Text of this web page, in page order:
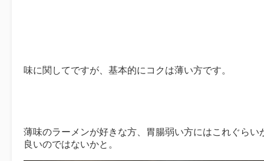
味に関してですが、基本的にコクは薄い方です。
薄味のラーメンが好きな方、胃腸弱い方にはこれぐらい
良いのではないかと。